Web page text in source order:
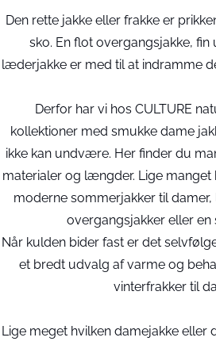
Den rette jakke eller frakke er
sko. En flot overgangsjakke,
læderjakke er med til at indramme
Derfor har vi hos CULTURE
kollektioner med smukke dame
ikke kan undvære. Her finder du
materialer og længder. Lige manget
moderne sommerjakker til
overgangsjakker eller en
Når kulden bider fast er det
et bredt udvalg af varme og
vinterfrakker til
Lige meget hvilken damejakke eller